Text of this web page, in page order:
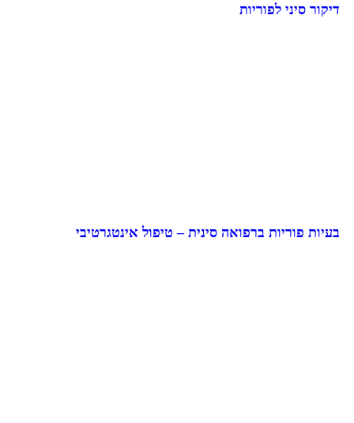
דיקור סיני לפוריות
בעיות פוריות ברפואה סינית – טיפול אינטגרטיבי